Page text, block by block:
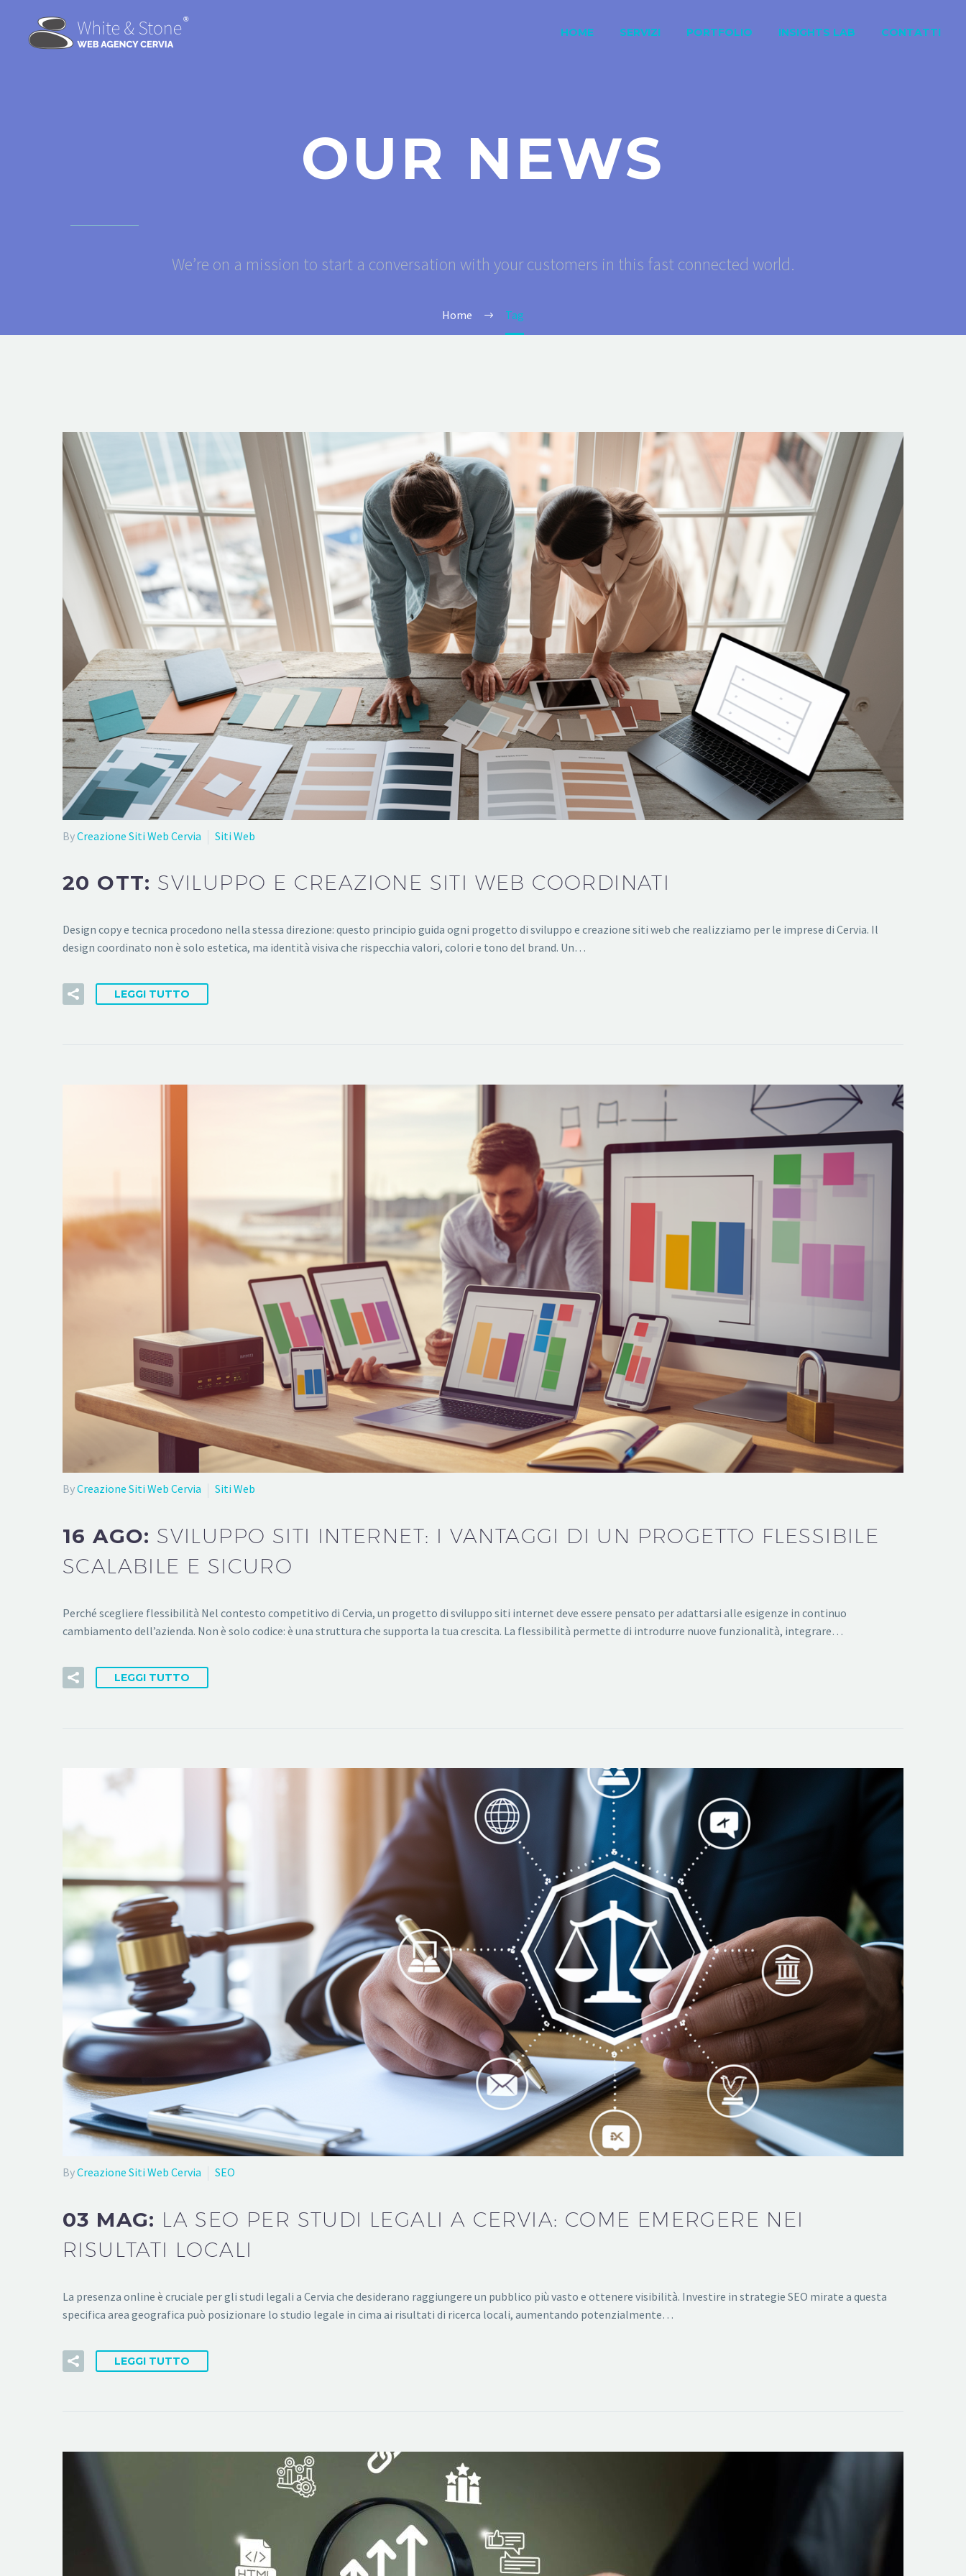
HOME SERVIZI PORTFOLIO INSIGHTS LAB CONTATTI
OUR NEWS
We’re on a mission to start a conversation with your customers in this fast connected world.
Home Tag
ByCreazione Siti Web Cervia Siti Web
20 OTT: SVILUPPO E CREAZIONE SITI WEB COORDINATI
Design copy e tecnica procedono nella stessa direzione: questo principio guida ogni progetto di sviluppo e creazione siti web che realizziamo per le imprese di Cervia. Il
design coordinato non è solo estetica, ma identità visiva che rispecchia valori, colori e tono del brand. Un…
LEGGI TUTTO
ByCreazione Siti Web Cervia Siti Web
16 AGO: SVILUPPO SITI INTERNET: I VANTAGGI DI UN PROGETTO FLESSIBILE
SCALABILE E SICURO
Perché scegliere flessibilità Nel contesto competitivo di Cervia, un progetto di sviluppo siti internet deve essere pensato per adattarsi alle esigenze in continuo
cambiamento dell’azienda. Non è solo codice: è una struttura che supporta la tua crescita. La flessibilità permette di introdurre nuove funzionalità, integrare…
LEGGI TUTTO
ByCreazione Siti Web Cervia SEO
03 MAG: LA SEO PER STUDI LEGALI A CERVIA: COME EMERGERE NEI
RISULTATI LOCALI
La presenza online è cruciale per gli studi legali a Cervia che desiderano raggiungere un pubblico più vasto e ottenere visibilità. Investire in strategie SEO mirate a questa
specifica area geografica può posizionare lo studio legale in cima ai risultati di ricerca locali, aumentando potenzialmente…
LEGGI TUTTO